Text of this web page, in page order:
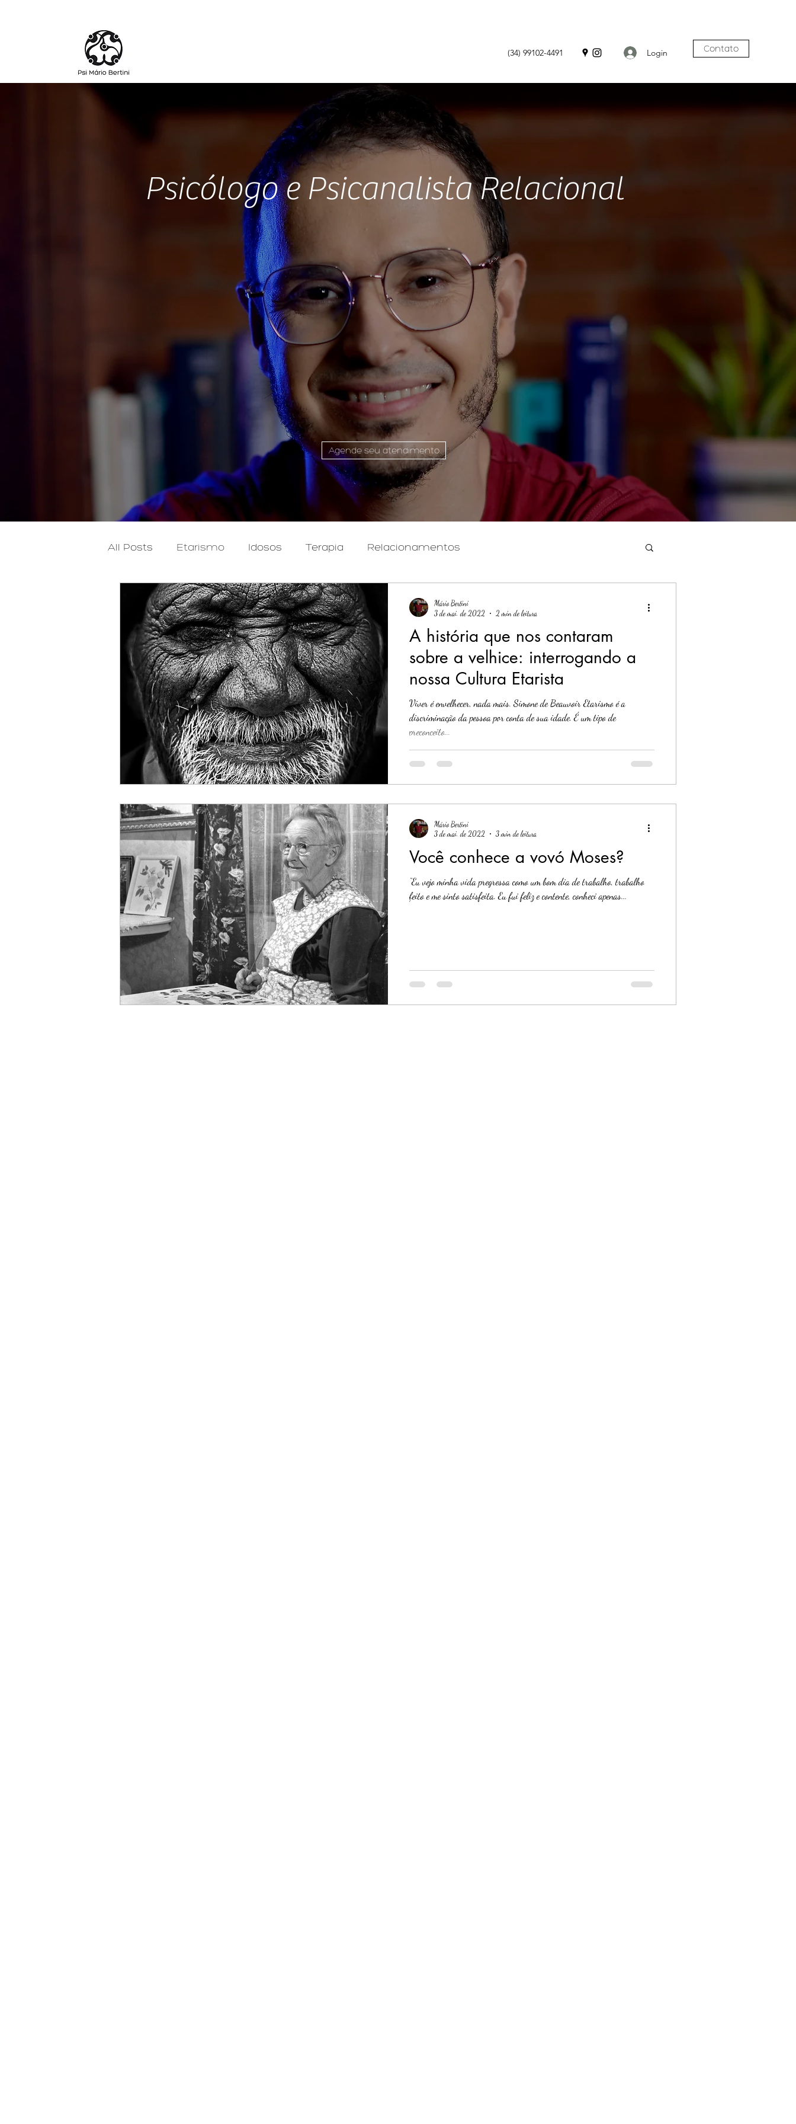
(34) 99102-4491 Login Contato
Psicólogo e Psicanalista Relacional
Agende seu atendimento
All Posts Etarismo Idosos Terapia Relacionamentos
Reflexões existenciais pragmáticas Cuidar Pode Ser Leve
A história que nos contaram
sobre a velhice: interrogando a
nossa Cultura Etarista
Viver é envelhecer, nada mais. Simone de Beauvoir Etarismo é a
discriminação da pessoa por conta de sua idade. É um tipo de
preconceito...
Mário Bertini
3 de mai. de 2022
2 min de leitura
Você conhece a vovó Moses?
“Eu vejo minha vida pregressa como um bom dia de trabalho, trabalho
feito e me sinto satisfeita. Eu fui feliz e contente, conheci apenas...
Mário Bertini
3 de mai. de 2022
3 min de leitura